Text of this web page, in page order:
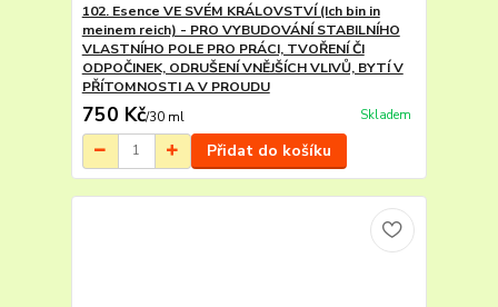
102. Esence VE SVÉM KRÁLOVSTVÍ (Ich bin in
meinem reich) - PRO VYBUDOVÁNÍ STABILNÍHO
VLASTNÍHO POLE PRO PRÁCI, TVOŘENÍ ČI
ODPOČINEK, ODRUŠENÍ VNĚJŠÍCH VLIVŮ, BYTÍ V
PŘÍTOMNOSTI A V PROUDU
750 Kč/30 ml Skladem
Přidat do košíku